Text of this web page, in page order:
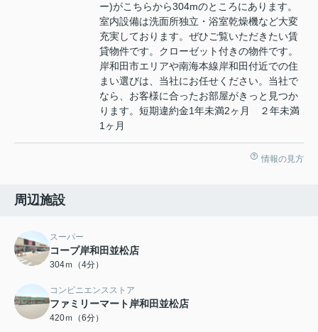
ー)がこちらから304mのところにあります。
室内設備は洗面所独立・浴室乾燥機など大変
充実しております。ぜひご覧いただきたい賃
貸物件です。クローゼット付きの物件です。
岸和田市エリアや南海本線岸和田付近での住
まい選びは、当社にお任せください。当社で
なら、お客様に合ったお部屋がきっと見つか
ります。短期違約金1年未満2ヶ月 ２年未満
1ヶ月
情報の見方
周辺施設
スーパー
コープ岸和田並松店
304ｍ（4分）
コンビニエンスストア
ファミリーマート岸和田並松店
420ｍ（6分）